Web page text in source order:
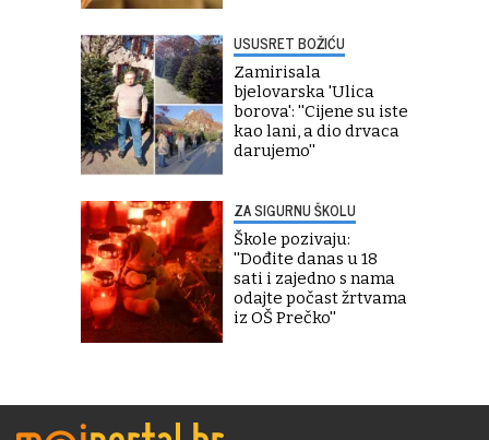
USUSRET BOŽIĆU
Zamirisala
bjelovarska 'Ulica
borova': ''Cijene su iste
kao lani, a dio drvaca
darujemo''
ZA SIGURNU ŠKOLU
Škole pozivaju:
''Dođite danas u 18
sati i zajedno s nama
odajte počast žrtvama
iz OŠ Prečko''